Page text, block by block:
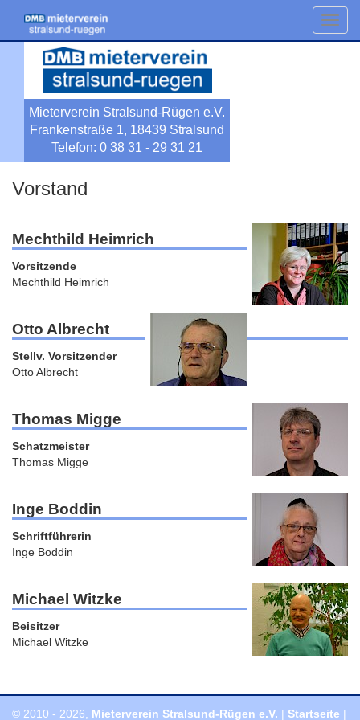
Mieterverein Stralsund-Rügen e.V.
Frankenstraße 1, 18439 Stralsund
Telefon: 0 38 31 - 29 31 21
Vorstand
Mechthild Heimrich
Vorsitzende
Mechthild Heimrich
Otto Albrecht
Stellv. Vorsitzender
Otto Albrecht
Thomas Migge
Schatzmeister
Thomas Migge
Inge Boddin
Schriftführerin
Inge Boddin
Michael Witzke
Beisitzer
Michael Witzke
© 2010 - 2026, Mieterverein Stralsund-Rügen e.V. | Startseite |